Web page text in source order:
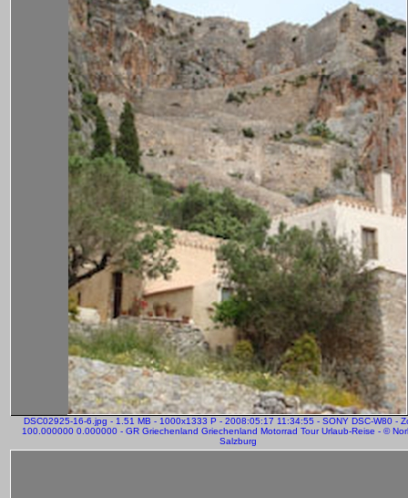
DSC02925-16-6.jpg - 1.51 MB - 1000x1333 P - 2008:05:17 11:34:55 - SONY DSC-W80 -
100.000000 0.000000 - GR Griechenland Griechenland Motorrad Tour Urlaub-Reise - ©
Salzburg